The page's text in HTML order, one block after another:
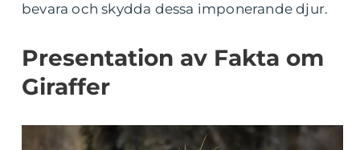
bevara och skydda dessa imponerande djur.
Presentation av Fakta om
Giraffer